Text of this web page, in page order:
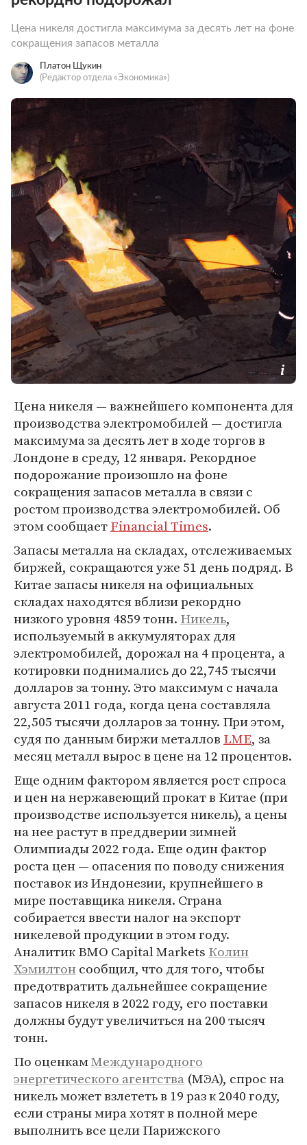
Цена никеля достигла максимума за десять лет на фоне
сокращения запасов металла
Платон Щукин
(Редактор отдела «Экономика»)
Цена никеля — важнейшего компонента для
производства электромобилей — достигла
максимума за десять лет в ходе торгов в
Лондоне в среду, 12 января. Рекордное
подорожание произошло на фоне
сокращения запасов металла в связи с
ростом производства электромобилей. Об
этом сообщаетFinancial Times.
Запасы металла на складах, отслеживаемых
биржей, сокращаются уже 51 день подряд. В
Китае запасы никеля на официальных
складах находятся вблизи рекордно
низкого уровня 4859 тонн. Никель,
используемый в аккумуляторах для
электромобилей, дорожал на 4 процента, а
котировки поднимались до 22,745 тысячи
долларов за тонну. Это максимум с начала
августа 2011 года, когда цена составляла
22,505 тысячи долларов за тонну. При этом,
судя по данным биржи металлов LME, за
месяц металл вырос в цене на 12 процентов.
Еще одним фактором является рост спроса
и цен на нержавеющий прокат в Китае (при
производстве используется никель), а цены
на нее растут в преддверии зимней
Олимпиады 2022 года. Еще один фактор
роста цен — опасения по поводу снижения
поставок из Индонезии, крупнейшего в
мире поставщика никеля. Страна
собирается ввести налог на экспорт
никелевой продукции в этом году.
Аналитик BMO Capital Markets Колин
Хэмилтон сообщил, что для того, чтобы
предотвратить дальнейшее сокращение
запасов никеля в 2022 году, его поставки
должны будут увеличиться на 200 тысяч
тонн.
По оценкамМеждународного
энергетического агентства (МЭА), спрос на
никель может взлететь в 19 раз к 2040 году,
если страны мира хотят в полной мере
выполнить все цели Парижского